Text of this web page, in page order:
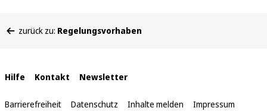
befinden
zurück zu: Regelungsvorhaben
Interne
Links
Hilfe Kontakt Newsletter
Barrierefreiheit Datenschutz Inhalte melden Impressum